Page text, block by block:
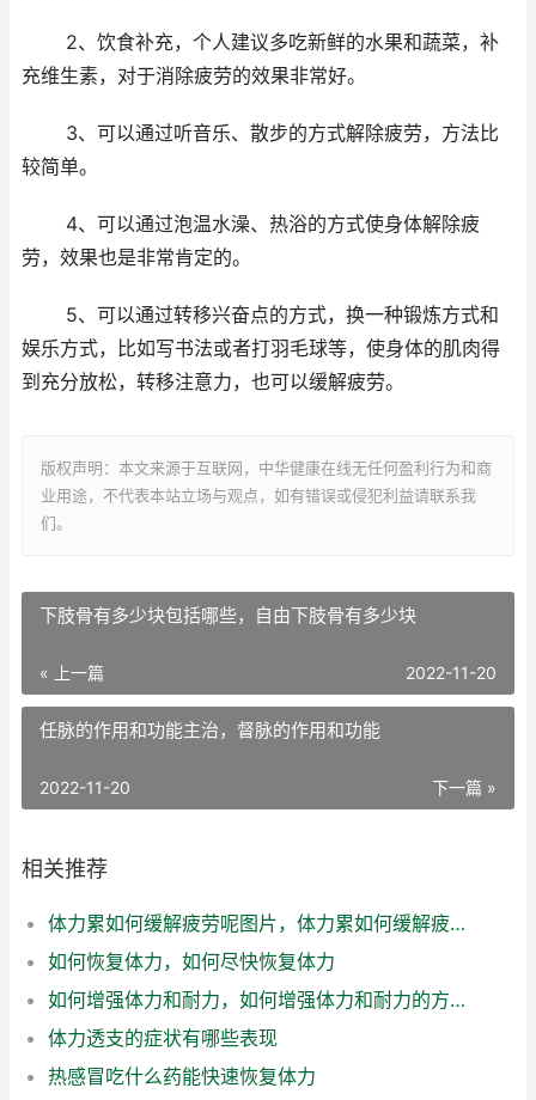
2、饮食补充，个人建议多吃新鲜的水果和蔬菜，补
充维生素，对于消除疲劳的效果非常好。
3、可以通过听音乐、散步的方式解除疲劳，方法比
较简单。
4、可以通过泡温水澡、热浴的方式使身体解除疲
劳，效果也是非常肯定的。
5、可以通过转移兴奋点的方式，换一种锻炼方式和
娱乐方式，比如写书法或者打羽毛球等，使身体的肌肉得
到充分放松，转移注意力，也可以缓解疲劳。
版权声明：本文来源于互联网，中华健康在线无任何盈利行为和商
业用途，不代表本站立场与观点，如有错误或侵犯利益请联系我
们。
下肢骨有多少块包括哪些，自由下肢骨有多少块
« 上一篇 2022-11-20
任脉的作用和功能主治，督脉的作用和功能
下一篇 »
2022-11-20
相关推荐
体力累如何缓解疲劳呢图片，体力累如何缓解疲劳呢女生
如何恢复体力，如何尽快恢复体力
如何增强体力和耐力，如何增强体力和耐力的方法
体力透支的症状有哪些表现
热感冒吃什么药能快速恢复体力